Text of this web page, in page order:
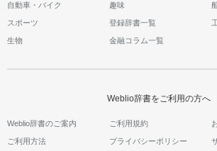
自動車・バイク 趣味
スポーツ 登録辞書一覧
生物 金融コラム一覧
Weblio辞書をご利用の方へ
Weblio辞書のご案内 ご利用規約
ご利用方法 プライバシーポリシー